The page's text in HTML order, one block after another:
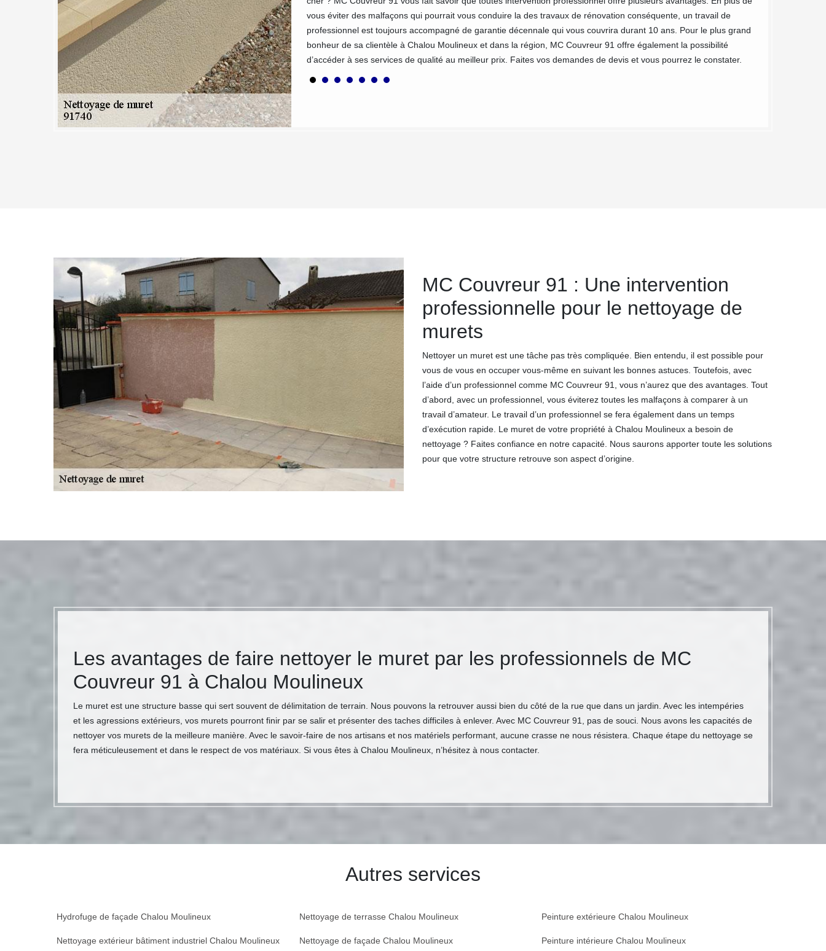
travaux de nettoyage de murets. Notre savoir-faire et notre expertise
nettoyage impeccables. Vous aussi, engagez MC Couvreur 91 et peut-être
clients. Nous saurons vous surprendre par notre savoir-faire.
vous éviter des malfaçons qui pourrait vous conduire la des travaux de rénovation conséquente, un travail de
professionnel est toujours accompagné de garantie décennale qui vous couvrira durant 10 ans. Pour le plus grand
bonheur de sa clientèle à Chalou Moulineux et dans la région, MC Couvreur 91 offre également la possibilité
d’accéder à ses services de qualité au meilleur prix. Faites vos demandes de devis et vous pourrez le constater.
MC Couvreur 91 : Une intervention
professionnelle pour le nettoyage de
murets
Nettoyer un muret est une tâche pas très compliquée. Bien entendu, il est possible pour
vous de vous en occuper vous-même en suivant les bonnes astuces. Toutefois, avec
l’aide d’un professionnel comme MC Couvreur 91, vous n’aurez que des avantages. Tout
d’abord, avec un professionnel, vous éviterez toutes les malfaçons à comparer à un
travail d’amateur. Le travail d’un professionnel se fera également dans un temps
d’exécution rapide. Le muret de votre propriété à Chalou Moulineux a besoin de
nettoyage ? Faites confiance en notre capacité. Nous saurons apporter toute les solutions
pour que votre structure retrouve son aspect d’origine.
Les avantages de faire nettoyer le muret par les professionnels de MC
Couvreur 91 à Chalou Moulineux
Le muret est une structure basse qui sert souvent de délimitation de terrain. Nous pouvons la retrouver aussi bien du côté de la rue que dans un jardin. Avec les intempéries
et les agressions extérieurs, vos murets pourront finir par se salir et présenter des taches difficiles à enlever. Avec MC Couvreur 91, pas de souci. Nous avons les capacités de
nettoyer vos murets de la meilleure manière. Avec le savoir-faire de nos artisans et nos matériels performant, aucune crasse ne nous résistera. Chaque étape du nettoyage se
fera méticuleusement et dans le respect de vos matériaux. Si vous êtes à Chalou Moulineux, n’hésitez à nous contacter.
Autres services
Hydrofuge de façade Chalou Moulineux
Nettoyage extérieur bâtiment industriel Chalou Moulineux
Nettoyage de terrasse Chalou Moulineux
Nettoyage de façade Chalou Moulineux
Peinture extérieure Chalou Moulineux
Peinture intérieure Chalou Moulineux